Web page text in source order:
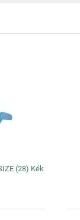
(28) Kék